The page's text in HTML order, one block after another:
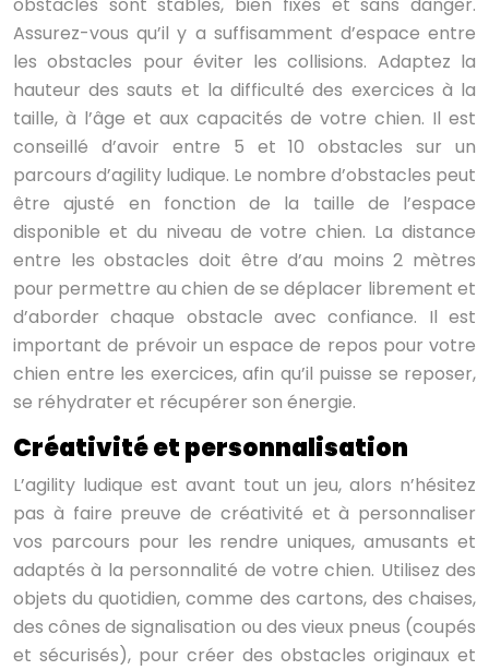
Assurez-vous qu’il y a suffisamment d’espace entre
les obstacles pour éviter les collisions. Adaptez la
hauteur des sauts et la difficulté des exercices à la
taille, à l’âge et aux capacités de votre chien. Il est
conseillé d’avoir entre 5 et 10 obstacles sur un
parcours d’agility ludique. Le nombre d’obstacles peut
être ajusté en fonction de la taille de l’espace
disponible et du niveau de votre chien. La distance
entre les obstacles doit être d’au moins 2 mètres
pour permettre au chien de se déplacer librement et
d’aborder chaque obstacle avec confiance. Il est
important de prévoir un espace de repos pour votre
chien entre les exercices, afin qu’il puisse se reposer,
se réhydrater et récupérer son énergie.
Créativité et personnalisation
L’agility ludique est avant tout un jeu, alors n’hésitez
pas à faire preuve de créativité et à personnaliser
vos parcours pour les rendre uniques, amusants et
adaptés à la personnalité de votre chien. Utilisez des
objets du quotidien, comme des cartons, des chaises,
des cônes de signalisation ou des vieux pneus (coupés
et sécurisés), pour créer des obstacles originaux et